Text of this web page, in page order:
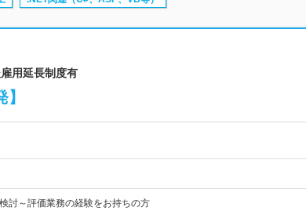
用延長制度有
討～評価業務の経験をお持ちの方